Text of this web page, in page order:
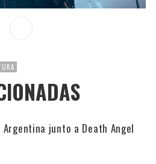
junto a Death Angel